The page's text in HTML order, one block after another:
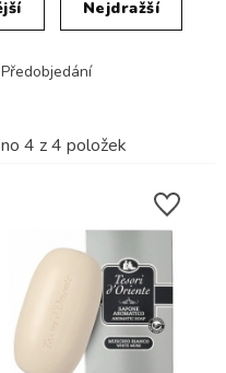
Nejdražší
Předobjedání
4 z4 položek